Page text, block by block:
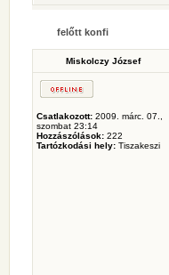
felőtt konfi
Miskolczy József
Csatlakozott: 2009. márc. 07.,
szombat 23:14
Hozzászólások: 222
Tartózkodási hely: Tiszakeszi